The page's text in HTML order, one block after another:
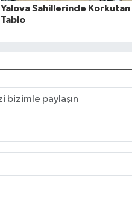
Yalova Sahillerinde Korkutan
Tablo